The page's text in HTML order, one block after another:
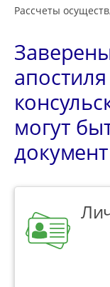
Рассчеты
могут